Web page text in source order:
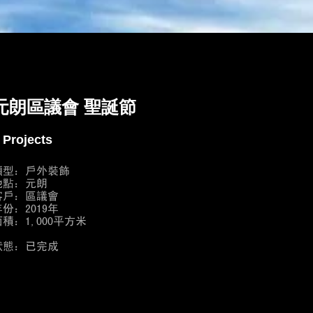
朗區議會 聖誕節
Projects
型：戶外裝飾
點：元朗
戶：區議會
份：2019年
積：1,000平方米
態：已完成